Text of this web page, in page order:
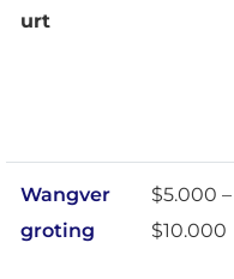
urt
Wangver
groting
$5.000 –
$10.000